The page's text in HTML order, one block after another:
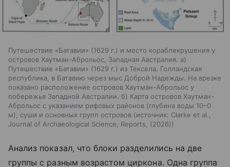
Путешествие «Батавии» (1629 г.) и место кораблекрушения у
островов Хаутман-Аброльос, Западная Австралия. а)
Путешествие «Батавии» (1629 г.) из Тексела, Голландская
республика, в Батавию через мыс Доброй Надежды. На врезке
показано расположение островов Хаутман-Аброльос у
побережья Западной Австралии. б) Карта островов Хаутман-
Аброльос с указанием рифовых районов (глубина воды 10–0
м), суши и основных групп островов
источник: Clarke et al.,
Journal of Archaeological Science, Reports, (2026)
Анализ показал, что блоки разделились на две
группы с разным возрастом циркона. Одна группа